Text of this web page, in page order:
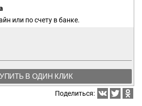
или по счету в банке.
В ОДИН КЛИК
Поделиться: